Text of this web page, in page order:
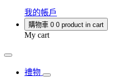
我的帳戶
購物車 0 0 product in cart
My cart
禮物